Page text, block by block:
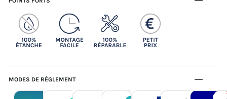
MODES DE RÈGLEMENT